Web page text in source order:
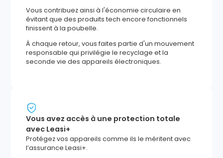
Vous contribuez ainsi à l'économie circulaire en
évitant que des produits tech encore fonctionnels
finissent à la poubelle.
À chaque retour, vous faites partie d'un mouvement
responsable qui privilégie le recyclage et la
seconde vie des appareils électroniques.
Vous avez accès à une protection totale
avec Leasi+
Protégez vos appareils comme ils le méritent avec
l’assurance Leasi+.